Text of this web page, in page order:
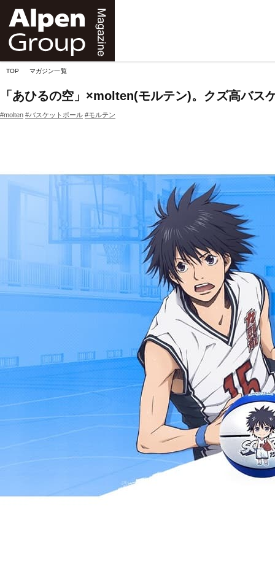
TOP マガジン一覧
「あひるの空」×molten(モルテン)。クズ高バス
#molten #バスケットボール #モルテン